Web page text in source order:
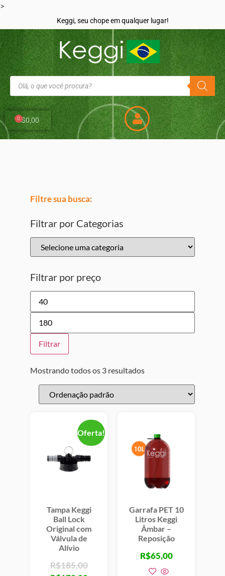
>
Keggi, seu chope em qualquer lugar!
R$0,00
0
Filtre sua busca:
Filtrar por Categorias
Filtrar por preço
Filtrar
Mostrando todos os 3 resultados
Oferta!
Tampa Keggi
Ball Lock
Original com
Válvula de
Alívio
R$185,00
Garrafa PET 10
Litros Keggi
Âmbar –
Reposição
R$65,00